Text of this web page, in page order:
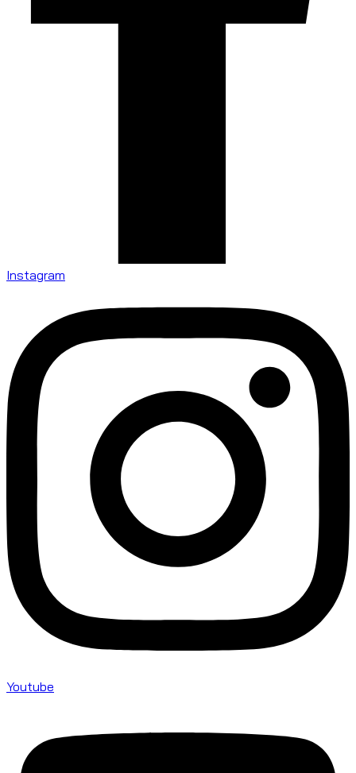
Instagram
Youtube